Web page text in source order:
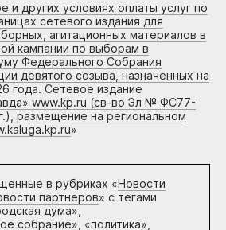
и других условиях оплаты услуг по
сетевого издания для
агитационных материалов в
кампании по выборам в
Федерального Собрания
девятого созыва, назначенных на
года. Сетевое издание
www.kp.ru (св-во Эл № ФС77-
размещение на региональном
»
в рубриках «Новости
партнеров» с тегами
дума»,
собрание», «политика»,